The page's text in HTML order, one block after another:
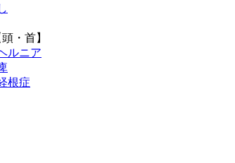
・首】
ルニア
根症